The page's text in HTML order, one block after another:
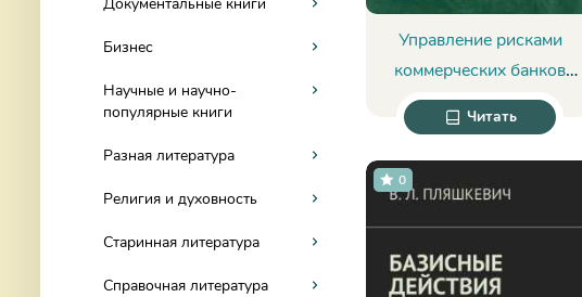
Бизнес
Научные и научно-
популярные книги
Разная литература
Религия и духовность
Старинная литература
Справочная литература
Управление рисками
коммерческих банков
(управление: синтез,
анализ) - Владимир
Живетин
Читать
0